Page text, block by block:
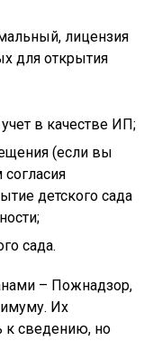
лицензия
для открытия
в качестве ИП;
(если вы
согласия
детского сада
сада.
– Пожнадзор,
Их
к сведению, но